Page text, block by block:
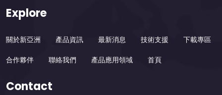
Explore
關於新亞洲 產品資訊 最新消息 技術支援 下載專區
合作夥伴 聯絡我們 產品應用領域 首頁
Contact